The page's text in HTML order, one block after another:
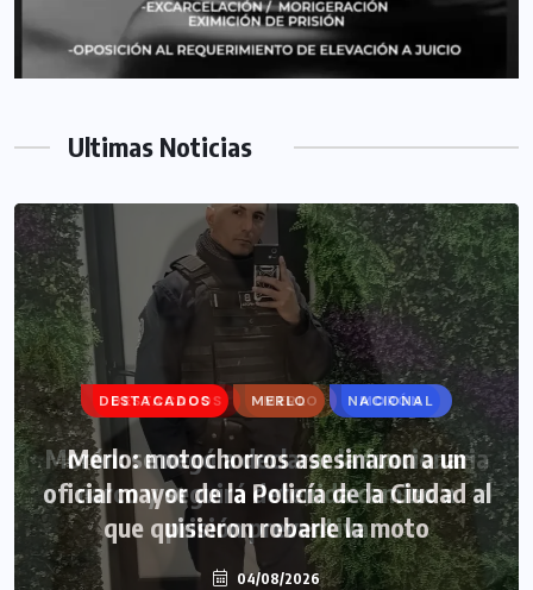
Ultimas Noticias
DESTACADOS MERLO NACIONAL
Merlo: motochorros asesinaron a un
oficial mayor de la Policía de la Ciudad al
que quisieron robarle la moto
04/08/2026
DESTACADOS MERLO MORÓN
Morón: se negó a declarar la funcionaria
narco y seguirá detenida camino a
prisión preventiva
04/08/2026